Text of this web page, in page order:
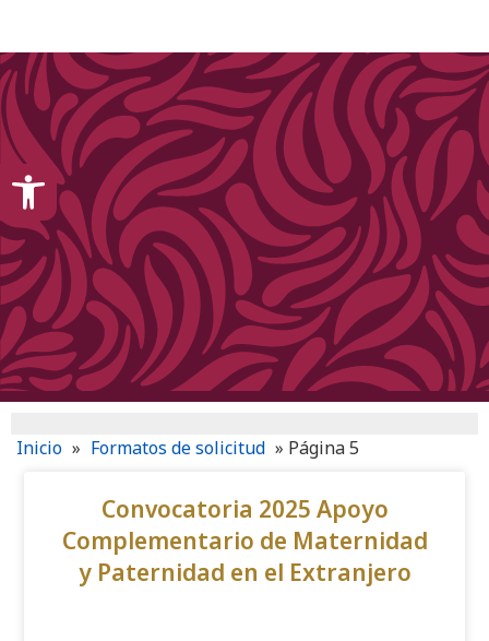
Inicio » Formatos de solicitud » Página 5
Convocatoria 2025 Apoyo
Complementario de Maternidad
y Paternidad en el Extranjero
Open toolbar